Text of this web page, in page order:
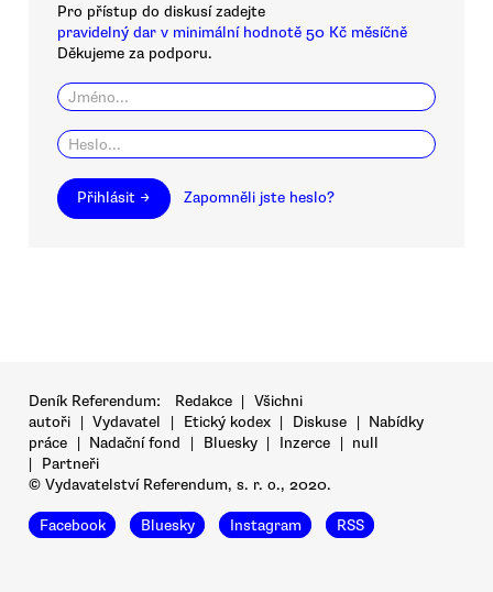
Pro přístup do diskusí zadejte
pravidelný dar v minimální hodnotě 50 Kč měsíčně
Děkujeme za podporu.
Přihlásit → Zapomněli jste heslo?
Deník Referendum: Redakce | Všichni
autoři | Vydavatel | Etický kodex | Diskuse | Nabídky
práce | Nadační fond | Bluesky | Inzerce | null
|
Partneři
© Vydavatelství Referendum, s. r. o., 2020.
Facebook Bluesky Instagram RSS